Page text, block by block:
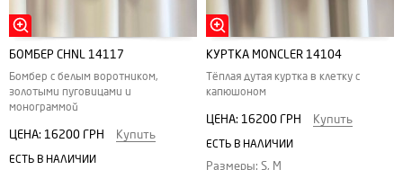
БОМБЕР CHNL 14117
Бомбер с белым воротником,
золотыми пуговицами и
монограммой
ЦЕНА: 16200 ГРН Купить
ЕСТЬ В НАЛИЧИИ
КУРТКА MONCLER 14104
Тёплая дутая куртка в клетку с
капюшоном
ЦЕНА: 16200 ГРН Купить
ЕСТЬ В НАЛИЧИИ
Размеры: S, M